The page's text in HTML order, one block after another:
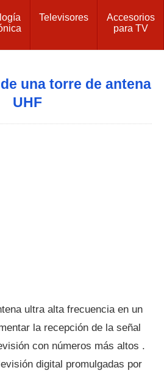
Televisores
Accesorios
para TV
una torre de antena
UHF
ultra alta frecuencia en un
la recepción de la señal
con números más altos .
digital promulgadas por